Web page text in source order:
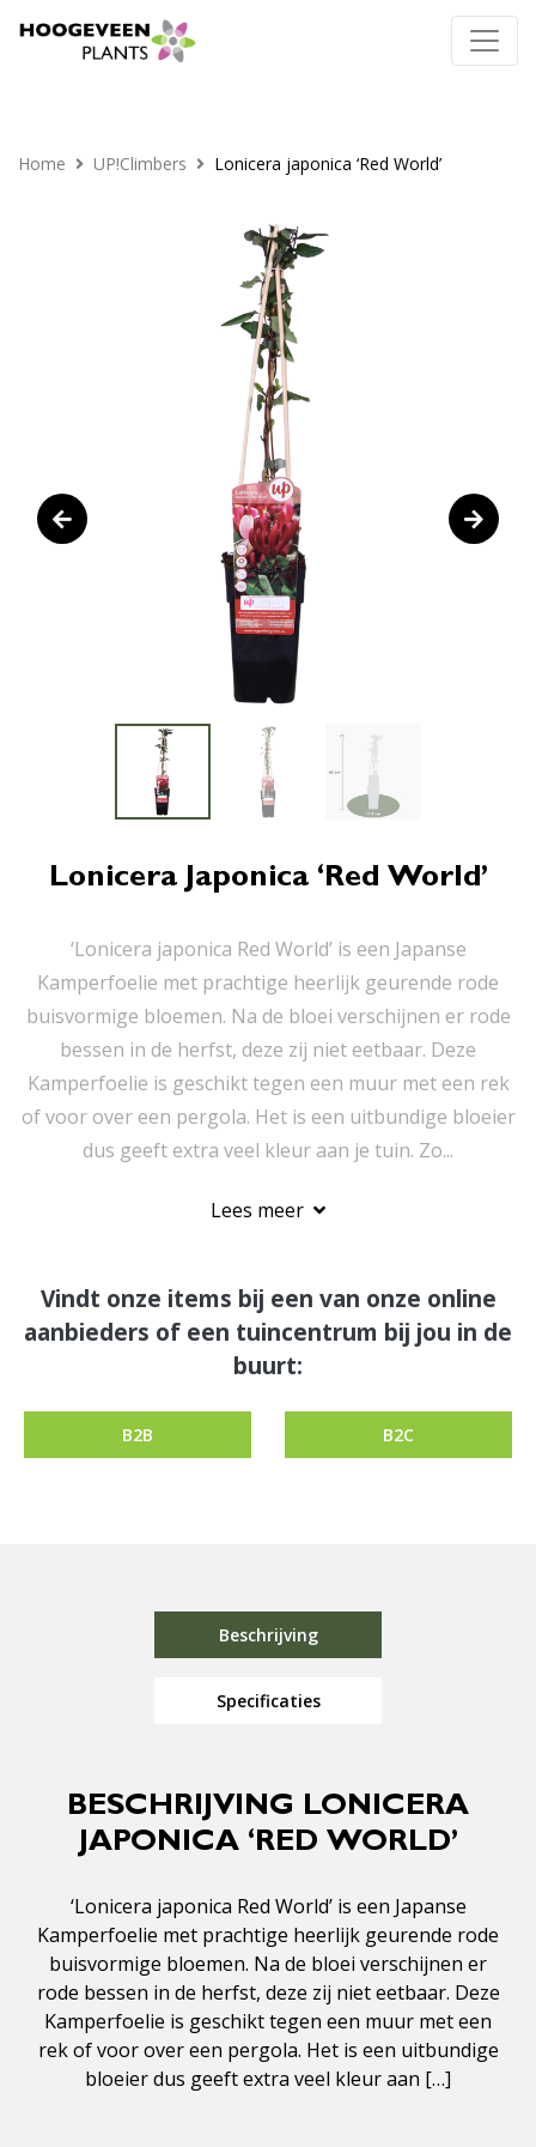
Home UP!Climbers Lonicera japonica ‘Red World’
Lonicera Japonica ‘Red World’
‘Lonicera japonica Red World’ is een Japanse
Kamperfoelie met prachtige heerlijk geurende rode
buisvormige bloemen. Na de bloei verschijnen er rode
bessen in de herfst, deze zij niet eetbaar. Deze
Kamperfoelie is geschikt tegen een muur met een rek
of voor over een pergola. Het is een uitbundige bloeier
dus geeft extra veel kleur aan je tuin. Zo...
Lees meer
Vindt onze items bij een van onze online
aanbieders of een tuincentrum bij jou in de
buurt:
B2B B2C
Beschrijving
Specificaties
BESCHRIJVING LONICERA
JAPONICA ‘RED WORLD’
‘Lonicera japonica Red World’ is een Japanse
Kamperfoelie met prachtige heerlijk geurende rode
buisvormige bloemen. Na de bloei verschijnen er
rode bessen in de herfst, deze zij niet eetbaar. Deze
Kamperfoelie is geschikt tegen een muur met een
rek of voor over een pergola. Het is een uitbundige
bloeier dus geeft extra veel kleur aan […]